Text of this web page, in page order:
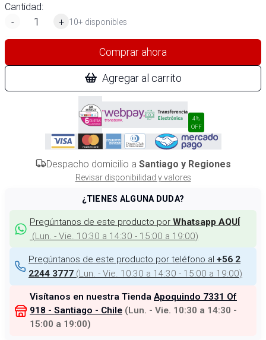
Cantidad:
-
+ 10+ disponibles
Comprar ahora
Agregar al carrito
4%
OFF
Despacho domicilio a Santiago y Regiones
Revisar disponibilidad y valores
¿TIENES ALGUNA DUDA?
Pregúntanos de este producto por Whatsapp AQUÍ
(Lun. - Vie. 10:30 a 14:30 - 15:00 a 19:00)
Pregúntanos de este producto por teléfono al +56 2
2244 3777 (Lun. - Vie. 10:30 a 14:30 - 15:00 a 19:00)
Visítanos en nuestra Tienda Apoquindo 7331 Of
918 - Santiago - Chile (Lun. - Vie. 10:30 a 14:30 -
15:00 a 19:00)